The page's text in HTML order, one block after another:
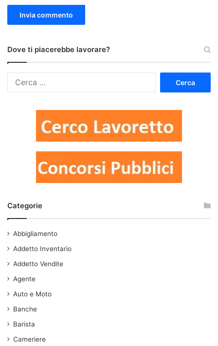
Dove ti piacerebbe lavorare?
Categorie
Abbigliamento
Addetto Inventario
Addetto Vendite
Agente
Auto e Moto
Banche
Barista
Cameriere